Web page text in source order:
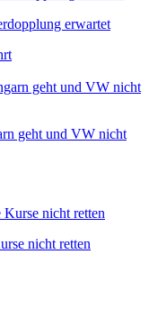
erwartet
geht und VW nicht
nicht retten